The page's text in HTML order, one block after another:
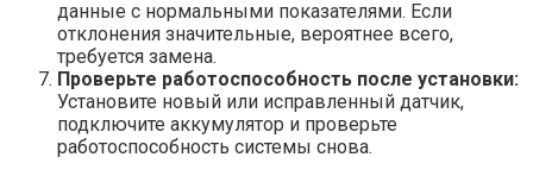
данные с нормальными показателями. Если
отклонения значительные, вероятнее всего,
требуется замена.
Проверьте работоспособность после установки:
Установите новый или исправленный датчик,
подключите аккумулятор и проверьте
работоспособность системы снова.